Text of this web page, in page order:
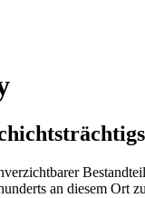
an diesem Ort